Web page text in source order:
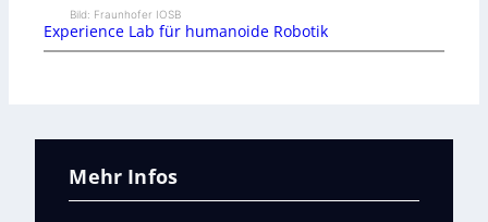
Bild: Fraunhofer IOSB
Experience Lab für humanoide Robotik
Mehr Infos